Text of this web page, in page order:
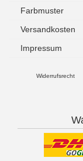
Farbmuster
Versandkosten
Impressum
Widerrufsrecht